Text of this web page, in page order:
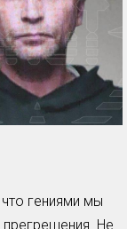
гениями мы
Не